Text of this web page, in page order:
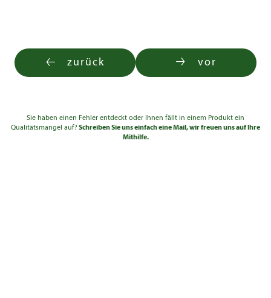
zurück vor
Sie haben einen Fehler entdeckt oder Ihnen fällt in einem Produkt ein
Qualitätsmangel auf?Schreiben Sie uns einfach eine Mail, wir freuen uns auf Ihre
Mithilfe.